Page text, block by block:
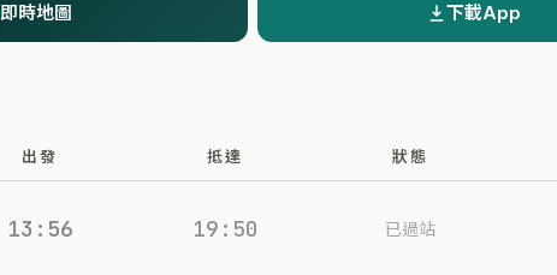
即時地圖 下載App
出發 抵達 狀態
13:56 19:50 已過站